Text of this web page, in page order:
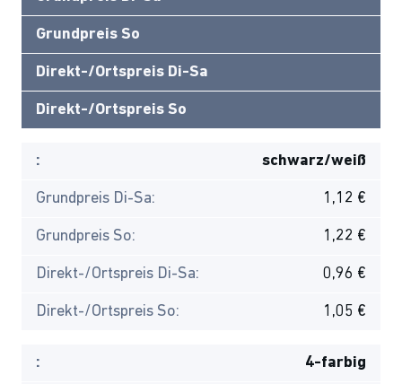
Grundpreis So
Direkt-/Ortspreis Di-Sa
Direkt-/Ortspreis So
: schwarz/weiß
Grundpreis Di-Sa: 1,12 €
Grundpreis So: 1,22 €
Direkt-/Ortspreis Di-Sa: 0,96 €
Direkt-/Ortspreis So: 1,05 €
: 4-farbig